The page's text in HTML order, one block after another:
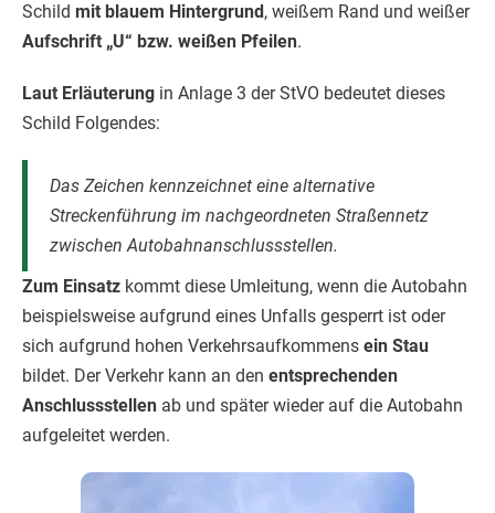
Schild mit blauem Hintergrund , weißem Rand und weißer
Aufschrift „U“ bzw. weißen Pfeilen.
Laut Erläuterung in Anlage 3 der StVO bedeutet dieses
Schild Folgendes:
Das Zeichen kennzeichnet eine alternative
Streckenführung im nachgeordneten Straßennetz
zwischen Autobahnanschlussstellen.
Zum Einsatz kommt diese Umleitung, wenn die Autobahn
beispielsweise aufgrund eines Unfalls gesperrt ist oder
sich aufgrund hohen Verkehrsaufkommens ein Stau
bildet. Der Verkehr kann an den entsprechenden
Anschlussstellen ab und später wieder auf die Autobahn
aufgeleitet werden.